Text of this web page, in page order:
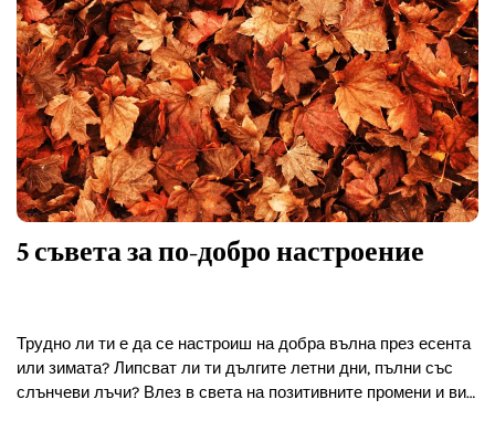
5 съвета за по-добро настроение
Трудно ли ти е да се настроиш на добра вълна през есента
или зимата? Липсват ли ти дългите летни дни, пълни със
слънчеви лъчи? Влез в света на позитивните промени и виж